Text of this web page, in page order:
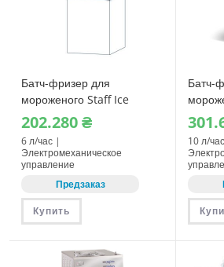
Батч-фризер для
мороженого Staff Ice
System BTM5
202.280₴
6 л/час |
Электромеханическое
управление
Предзаказ
Купить
Батч-
10 л/